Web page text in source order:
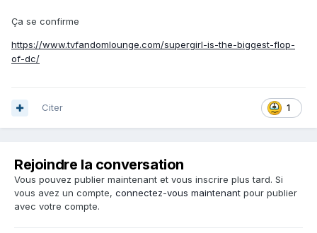
Ça se confirme
https://www.tvfandomlounge.com/supergirl-is-the-biggest-flop-
of-dc/
1
Citer
Rejoindre la conversation
Vous pouvez publier maintenant et vous inscrire plus tard. Si
vous avez un compte, connectez-vous maintenant pour publier
avec votre compte.